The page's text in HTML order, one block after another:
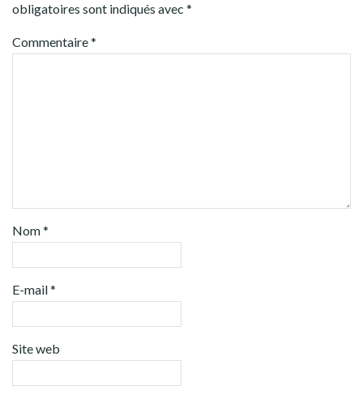
obligatoires sont indiqués avec *
Commentaire*
Nom*
E-mail*
Site web